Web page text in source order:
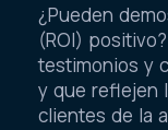
¿Pueden
(ROI)
testimonios y
y que reflejen
clientes de la